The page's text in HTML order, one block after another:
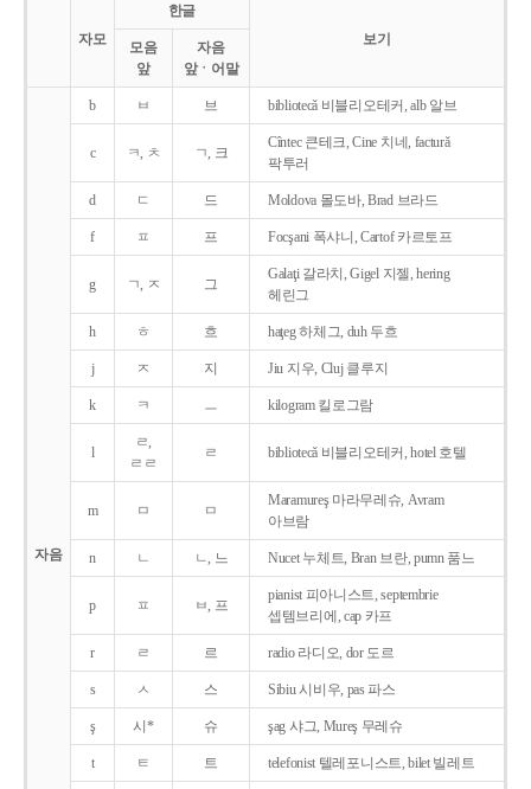
자모
한글
보기
모음
앞
자음
앞ㆍ어말
자음
b ㅂ 브 bibliotecǎ 비블리오테커, alb 알브
c ㅋ, ㅊ ㄱ, 크
Cîntec 큰테크, Cine 치네, facturǎ
팍투러
d ㄷ 드 Moldova 몰도바, Brad 브라드
f ㅍ 프 Focşani 폭샤니, Cartof 카르토프
g ㄱ, ㅈ 그
Galaţi 갈라치, Gigel 지젤, hering
헤린그
h ㅎ 흐 haţeg 하체그, duh 두흐
j ㅈ 지 Jiu 지우, Cluj 클루지
k ㅋ ㅡ kilogram 킬로그람
l
ㄹ,
ㄹㄹ
ㄹ bibliotecǎ 비블리오테커, hotel 호텔
m ㅁ ㅁ
Maramureş 마라무레슈, Avram
아브람
n ㄴ ㄴ, 느 Nucet 누체트, Bran 브란, pumn 품느
p ㅍ ㅂ, 프
pianist 피아니스트, septembrie
셉템브리에, cap 카프
r ㄹ 르 radio 라디오, dor 도르
s ㅅ 스 Sibiu 시비우, pas 파스
ş 시* 슈 şag 샤그, Mureş 무레슈
t ㅌ 트 telefonist 텔레포니스트, bilet 빌레트